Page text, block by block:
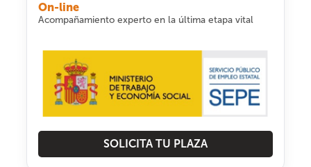
On-line
Acompañamiento experto en la última etapa vital
SOLICITA TU PLAZA